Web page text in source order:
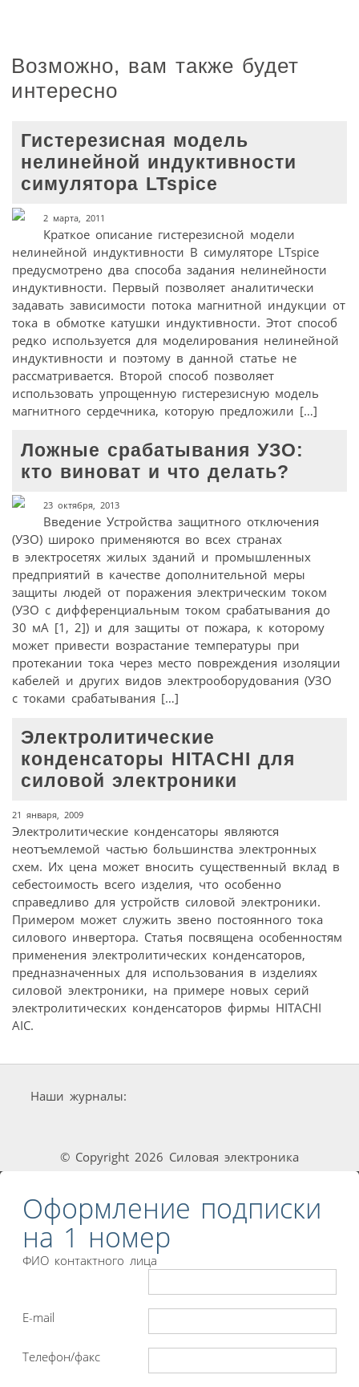
Возможно, вам также будет
интересно
Гистерезисная модель
нелинейной индуктивности
симулятора LTspice
2 марта, 2011
Краткое описание гистерезисной модели
нелинейной индуктивности В симуляторе LTspice
предусмотрено два способа задания нелинейности
индуктивности. Первый позволяет аналитически
задавать зависимости потока магнитной индукции от
тока в обмотке катушки индуктивности. Этот способ
редко используется для моделирования нелинейной
индуктивности и поэтому в данной статье не
рассматривается. Второй способ позволяет
использовать упрощенную гистерезисную модель
магнитного сердечника, которую предложили […]
Ложные срабатывания УЗО:
кто виноват и что делать?
23 октября, 2013
Введение Устройства защитного отключения
(УЗО) широко применяются во всех странах
в электросетях жилых зданий и промышленных
предприятий в качестве дополнительной меры
защиты людей от поражения электрическим током
(УЗО с дифференциальным током срабатывания до
30 мА [1, 2]) и для защиты от пожара, к которому
может привести возрастание температуры при
протекании тока через место повреждения изоляции
кабелей и других видов электрооборудования (УЗО
с токами срабатывания […]
Электролитические
конденсаторы HITACHI для
силовой электроники
21 января, 2009
Электролитические конденсаторы являются
неотъемлемой частью большинства электронных
схем. Их цена может вносить существенный вклад в
себестоимость всего изделия, что особенно
справедливо для устройств силовой электроники.
Примером может служить звено постоянного тока
силового инвертора. Статья посвящена особенностям
применения электролитических конденсаторов,
предназначенных для использования в изделиях
силовой электроники, на примере новых серий
электролитических конденсаторов фирмы HITACHI
AIC.
Наши журналы:
© Copyright 2026 Силовая электроника
Оформление подписки
на 1 номер
ФИО контактного лица
E-mail
Телефон/факс